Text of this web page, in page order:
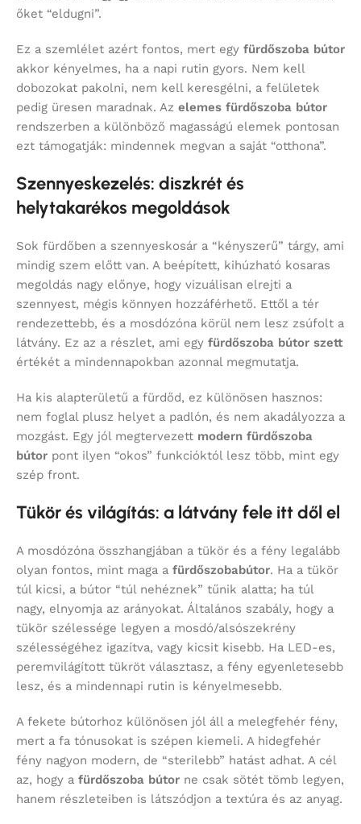
őket “eldugni”.
Ez a szemlélet azért fontos, mert egy fürdőszoba bútor
akkor kényelmes, ha a napi rutin gyors. Nem kell
dobozokat pakolni, nem kell keresgélni, a felületek
pedig üresen maradnak. Az elemes fürdőszoba bútor
rendszerben a különböző magasságú elemek pontosan
ezt támogatják: mindennek megvan a saját “otthona”.
Szennyeskezelés: diszkrét és
helytakarékos megoldások
Sok fürdőben a szennyeskosár a “kényszerű” tárgy, ami
mindig szem előtt van. A beépített, kihúzható kosaras
megoldás nagy előnye, hogy vizuálisan elrejti a
szennyest, mégis könnyen hozzáférhető. Ettől a tér
rendezettebb, és a mosdózóna körül nem lesz zsúfolt a
látvány. Ez az a részlet, ami egy fürdőszoba bútor szett
értékét a mindennapokban azonnal megmutatja.
Ha kis alapterületű a fürdőd, ez különösen hasznos:
nem foglal plusz helyet a padlón, és nem akadályozza a
mozgást. Egy jól megtervezett modern fürdőszoba
bútor pont ilyen “okos” funkcióktól lesz több, mint egy
szép front.
Tükör és világítás: a látvány fele itt dől el
A mosdózóna összhangjában a tükör és a fény legalább
olyan fontos, mint maga a fürdőszobabútor. Ha a tükör
túl kicsi, a bútor “túl nehéznek” tűnik alatta; ha túl
nagy, elnyomja az arányokat. Általános szabály, hogy a
tükör szélessége legyen a mosdó/alsószekrény
szélességéhez igazítva, vagy kicsit kisebb. Ha LED-es,
peremvilágított tükröt választasz, a fény egyenletesebb
lesz, és a mindennapi rutin is kényelmesebb.
A fekete bútorhoz különösen jól áll a melegfehér fény,
mert a fa tónusokat is szépen kiemeli. A hidegfehér
fény nagyon modern, de “sterilebb” hatást adhat. A cél
az, hogy a fürdőszoba bútor ne csak sötét tömb legyen,
hanem részleteiben is látszódjon a textúra és az anyag.